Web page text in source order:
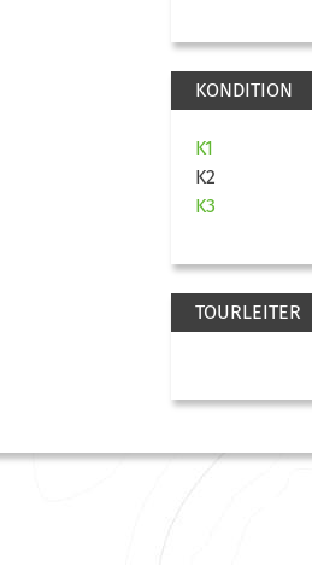
KONDITION
K1
K2
K3
TOURLEITER